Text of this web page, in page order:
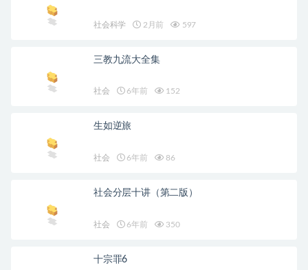
社会科学 2月前 597
三教九流大全集
社会 6年前 152
生如逆旅
社会 6年前 86
社会分层十讲（第二版）
社会 6年前 350
十宗罪6